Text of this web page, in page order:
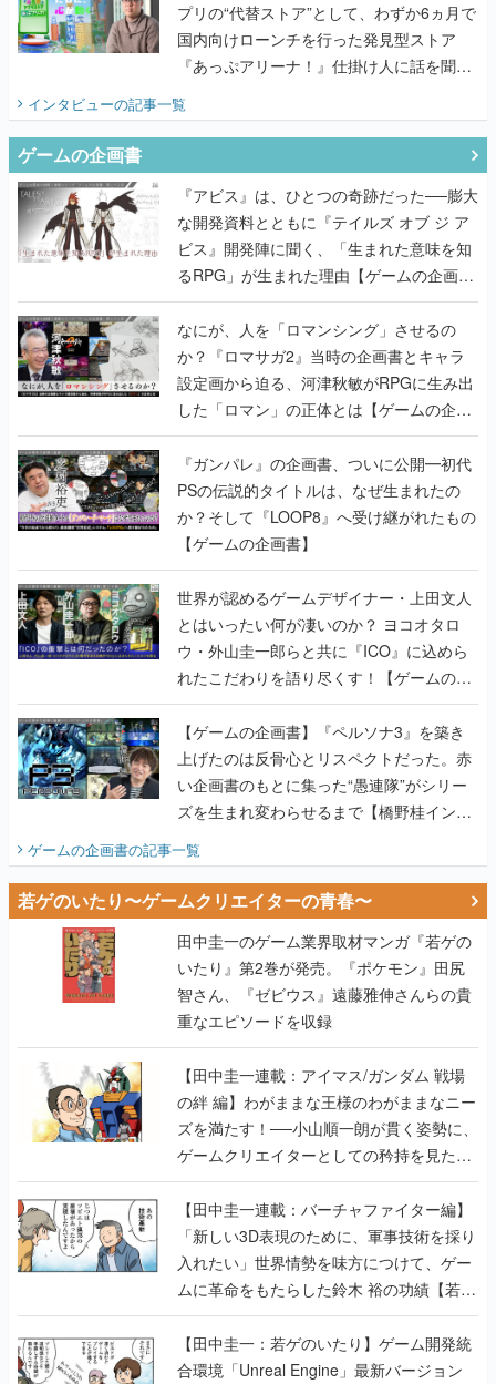
プリの“代替ストア”として、わずか6ヵ月で
国内向けローンチを行った発見型ストア
『あっぷアリーナ！』仕掛け人に話を聞い
てみた
インタビューの記事一覧
ゲームの企画書
『アビス』は、ひとつの奇跡だった──膨大
な開発資料とともに『テイルズ オブ ジ ア
ビス』開発陣に聞く、「生まれた意味を知
るRPG」が生まれた理由【ゲームの企画
書】
なにが、人を「ロマンシング」させるの
か？『ロマサガ2』当時の企画書とキャラ
設定画から迫る、河津秋敏がRPGに生み出
した「ロマン」の正体とは【ゲームの企画
書】
『ガンパレ』の企画書、ついに公開━初代
PSの伝説的タイトルは、なぜ生まれたの
か？そして『LOOP8』へ受け継がれたもの
【ゲームの企画書】
世界が認めるゲームデザイナー・上田文人
とはいったい何が凄いのか？ ヨコオタロ
ウ・外山圭一郎らと共に『ICO』に込めら
れたこだわりを語り尽くす！【ゲームの企
画書】
【ゲームの企画書】『ペルソナ3』を築き
上げたのは反骨心とリスペクトだった。赤
い企画書のもとに集った“愚連隊”がシリー
ズを生まれ変わらせるまで【橋野桂インタ
ビュー】
ゲームの企画書の記事一覧
若ゲのいたり〜ゲームクリエイターの青春〜
田中圭一のゲーム業界取材マンガ『若ゲの
いたり』第2巻が発売。『ポケモン』田尻
智さん、『ゼビウス』遠藤雅伸さんらの貴
重なエピソードを収録
【田中圭一連載：アイマス/ガンダム 戦場
の絆 編】わがままな王様のわがままなニー
ズを満たす！──小山順一朗が貫く姿勢に、
ゲームクリエイターとしての矜持を見た
【若ゲのいたり最終回】
【田中圭一連載：バーチャファイター編】
「新しい3D表現のために、軍事技術を採り
入れたい」世界情勢を味方につけて、ゲー
ムに革命をもたらした鈴木 裕の功績【若ゲ
のいたり】
【田中圭一：若ゲのいたり】ゲーム開発統
合環境「Unreal Engine」最新バージョン